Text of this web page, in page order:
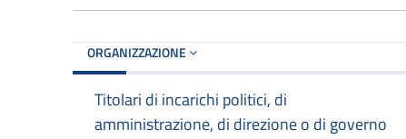
ORGANIZZAZIONE
Titolari di incarichi politici, di
amministrazione, di direzione o di governo